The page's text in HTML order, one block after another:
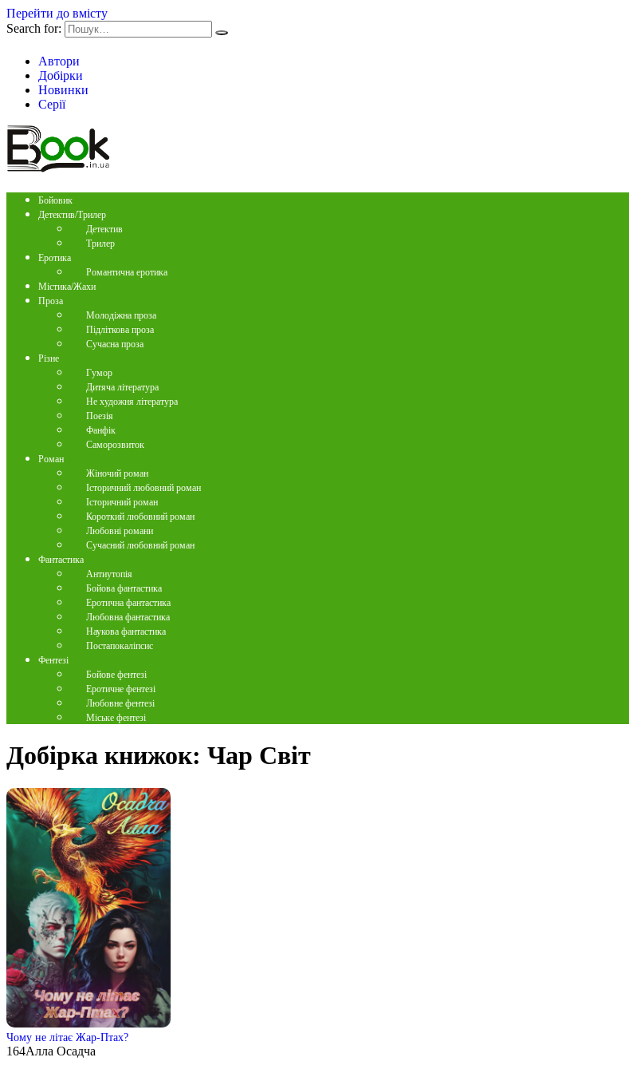
Перейти до вмісту
Search for:
Автори
Добірки
Новинки
Серії
Бойовик
Детектив/Трилер
Детектив
Трилер
Еротика
Романтична еротика
Містика/Жахи
Проза
Молодіжна проза
Підліткова проза
Сучасна проза
Різне
Гумор
Дитяча література
Не художня література
Поезія
Фанфік
Саморозвиток
Роман
Жіночий роман
Історичний любовний роман
Історичний роман
Короткий любовний роман
Любовні романи
Сучасний любовний роман
Фантастика
Антиутопія
Бойова фантастика
Еротична фантастика
Любовна фантастика
Наукова фантастика
Постапокаліпсис
Фентезі
Бойове фентезі
Еротичне фентезі
Любовне фентезі
Міське фентезі
Добірка книжок: Чар Світ
Чому не літає Жар-Птах?
164Алла Осадча